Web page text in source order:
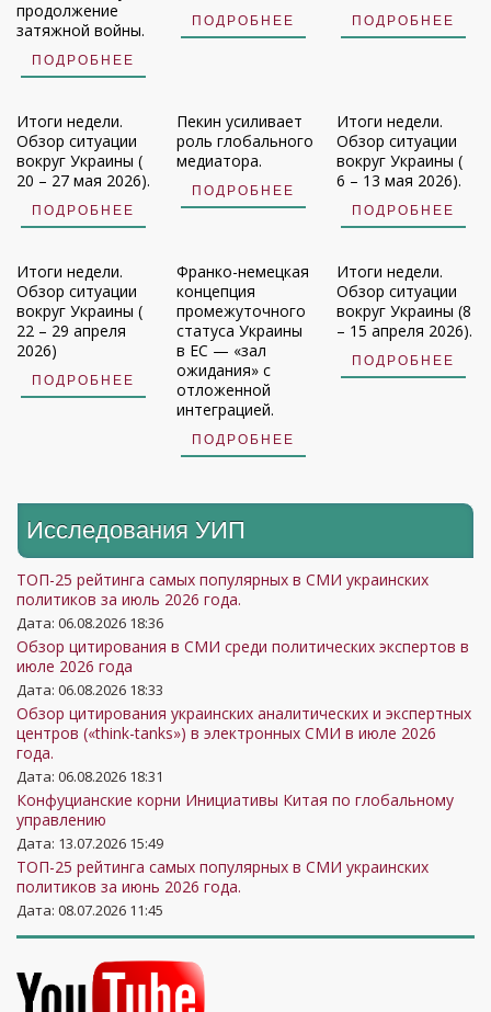
продолжение
затяжной войны.
ПОДРОБНЕЕ
ПОДРОБНЕЕ ПОДРОБНЕЕ
Итоги недели.
Обзор ситуации
вокруг Украины (
20 – 27 мая 2026).
ПОДРОБНЕЕ
Пекин усиливает
роль глобального
медиатора.
ПОДРОБНЕЕ
Итоги недели.
Обзор ситуации
вокруг Украины (
6 – 13 мая 2026).
ПОДРОБНЕЕ
Итоги недели.
Обзор ситуации
вокруг Украины (
22 – 29 апреля
2026)
ПОДРОБНЕЕ
Франко-немецкая
концепция
промежуточного
статуса Украины
в ЕС — «зал
ожидания» с
отложенной
интеграцией.
ПОДРОБНЕЕ
Итоги недели.
Обзор ситуации
вокруг Украины (8
– 15 апреля 2026).
ПОДРОБНЕЕ
Исследования УИП
ТОП-25 рейтинга самых популярных в СМИ украинских
политиков за июль 2026 года.
Дата: 06.08.2026 18:36
Обзор цитирования в СМИ среди политических экспертов в
июле 2026 года
Дата: 06.08.2026 18:33
Обзор цитирования украинских аналитических и экспертных
центров («think-tanks») в электронных СМИ в июле 2026
года.
Дата: 06.08.2026 18:31
Конфуцианские корни Инициативы Китая по глобальному
управлению
Дата: 13.07.2026 15:49
ТОП-25 рейтинга самых популярных в СМИ украинских
политиков за июнь 2026 года.
Дата: 08.07.2026 11:45